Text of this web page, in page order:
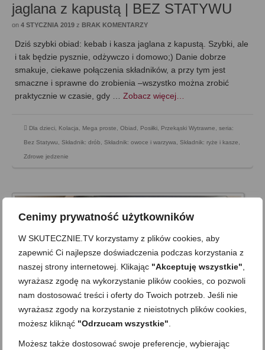
Cenimy prywatność użytkowników
W SKUTECZNIE.TV korzystamy z plików cookies, aby
zapewnić Ci najlepsze doświadczenia podczas korzystania z
naszej strony internetowej. Klikając "Akceptuję wszystkie"
wyrażasz zgodę na wykorzystanie plików cookies, co pozwoli
nam dostosować treści i oferty do Twoich potrzeb. Jeśli nie
wyrażasz zgody na korzystanie z nieistotnych plików cookies,
możesz kliknąć "Odrzucam wszystkie"
Możesz także dostosować swoje preferencje, wybierając
jaglana z kapustą | BEZ STATYWU
on 4 STYCZNIA 2019 z BRAK KOMENTARZY
Dziś szybki obiad: kebab i kasza jaglana z kapustą. Szybki, ale
i tak będzie pysznie, odżywczo i domowo;) Danie dobrze
smakuje, ciekawe połączenia składników, a przy tym jest
smaczne i sprawne do zrobienia –wszystko można zrobić
praktycznie w czasie, gdy … Zobacz więcej…
Dla dzieci, Kolacja, Mega proste, Obiad , Posiłki, Przekąski Wytrawne, seria:
Bez Statywu, Składnik: drób, Składnik: owoce i warzywa, Składnik: ryże i kasze,
Zdrowe jedzenie